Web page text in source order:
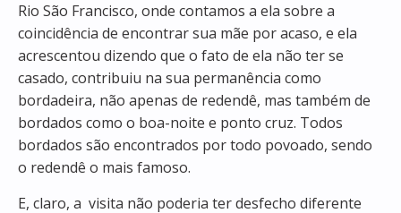
Rio São Francisco, onde contamos a ela sobre a
coincidência de encontrar sua mãe por acaso, e ela
acrescentou dizendo que o fato de ela não ter se
casado, contribuiu na sua permanência como
bordadeira, não apenas de redendê, mas também de
bordados como o boa-noite e ponto cruz. Todos
bordados são encontrados por todo povoado, sendo
o redendê o mais famoso.
E, claro, a visita não poderia ter desfecho diferente